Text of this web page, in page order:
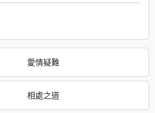
愛情疑難
相處之道